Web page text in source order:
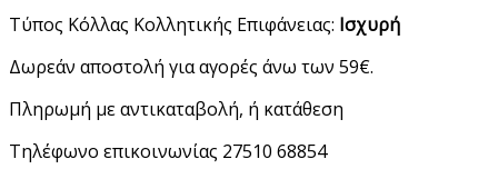
Τύπος Κόλλας Κολλητικής Επιφάνειας: Ισχυρή
Δωρεάν αποστολή για αγορές άνω των 59€.
Πληρωμή με αντικαταβολή, ή κατάθεση
Τηλέφωνο επικοινωνίας 27510 68854